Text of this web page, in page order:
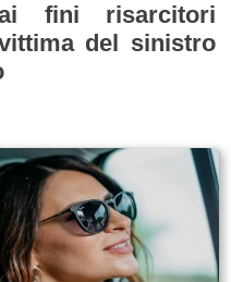
fini risarcitori
del sinistro